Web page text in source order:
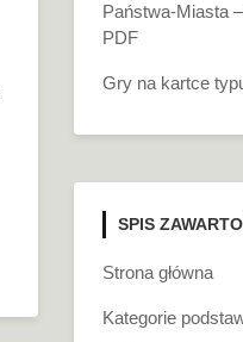
Państwa-Miasta
PDF
Gry na kartce
SPIS
Strona główna
Kategorie